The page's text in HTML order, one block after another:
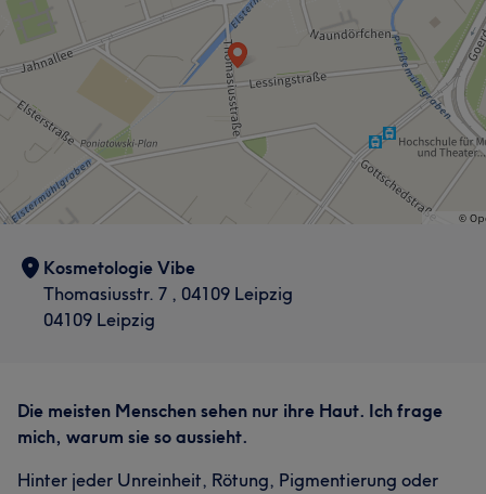
Kosmetologie Vibe
Thomasiusstr. 7 , 04109 Leipzig
04109 Leipzig
Die meisten Menschen sehen nur ihre Haut. Ich frage
mich, warum sie so aussieht.
Hinter jeder Unreinheit, Rötung, Pigmentierung oder